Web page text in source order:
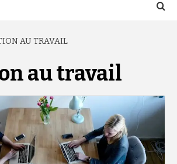
AU TRAVAIL
au travail